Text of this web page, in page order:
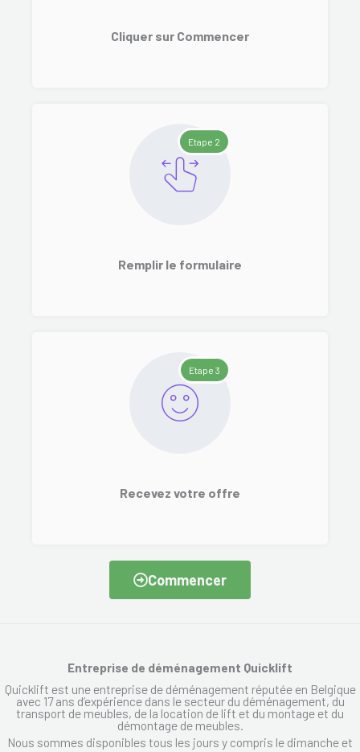
Cliquer sur Commencer
Etape 2
Remplir le formulaire
Etape 3
Recevez votre offre
Commencer
Entreprise de déménagement Quicklift
Quicklift est une entreprise de déménagement réputée en Belgique
avec 17 ans d’expérience dans le secteur du déménagement, du
transport de meubles, de la location de lift et du montage et du
démontage de meubles.
Nous sommes disponibles tous les jours y compris le dimanche et